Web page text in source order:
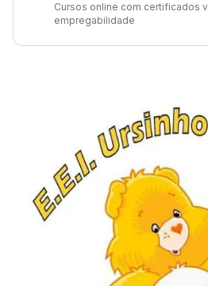
Cursos online com certificados
empregabilidade